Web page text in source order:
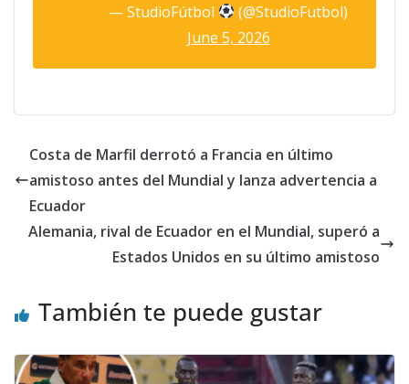
— StudioFútbol
(@StudioFutbol)
June 5, 2026
Costa de Marfil derrotó a Francia en último
amistoso antes del Mundial y lanza advertencia a
Ecuador
Alemania, rival de Ecuador en el Mundial, superó a
Estados Unidos en su último amistoso
También te puede gustar